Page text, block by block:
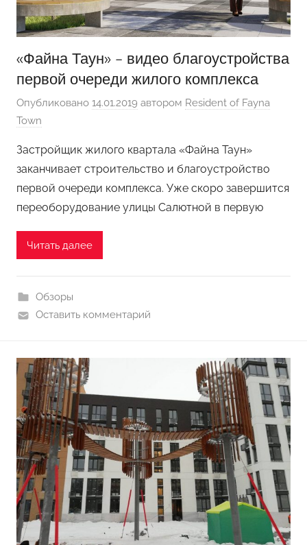
«Файна Таун» – видео благоустройства
первой очереди жилого комплекса
Опубликовано 14.01.2019 автором Resident of Fayna
Town
Застройщик жилого квартала «Файна Таун»
заканчивает строительство и благоустройство
первой очереди комплекса. Уже скоро завершится
переоборудование улицы Салютной в первую
Читать далее
Обзоры
Оставить комментарий